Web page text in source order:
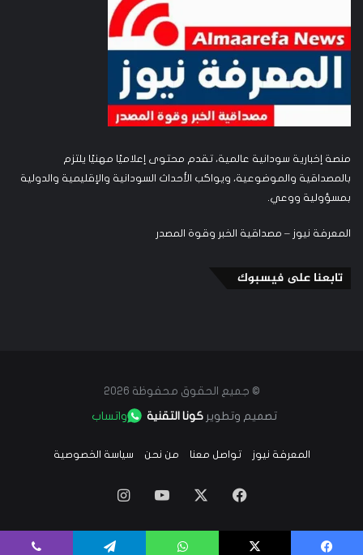
منصة إخبارية سودانية عالمية، تقدم محتوى إعلاميًا مهنيًا يلتزم
بالمصداقية والموضوعية، ويواكب الأحداث السودانية والإقليمية والدولية
بمسؤولية ووعي.
المعرفة نيوز – مصداقية الخبر وقوة المصدر
تابعنا على فيسبوك
© جميع الحقوق محفوظة 2026
تصميم وتطويركونا التقنية واتساب
المعرفة نيوز تواصل معنا من نحن سياسة الخصوصية
فيسبوك ‫YouTube